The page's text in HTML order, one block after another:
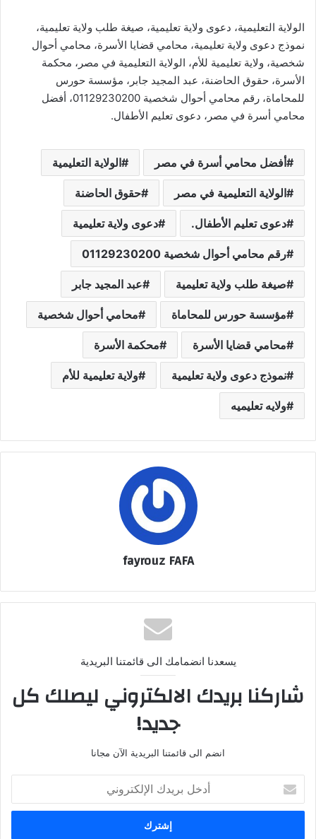
الولاية التعليمية، دعوى ولاية تعليمية، صيغة طلب ولاية تعليمية،
نموذج دعوى ولاية تعليمية، محامي قضايا الأسرة، محامي أحوال
شخصية، ولاية تعليمية للأم، الولاية التعليمية في مصر، محكمة
الأسرة، حقوق الحاضنة، عبد المجيد جابر، مؤسسة حورس
للمحاماة، رقم محامي أحوال شخصية 01129230200، أفضل
محامي أسرة في مصر، دعوى تعليم الأطفال.
أفضل محامي أسرة في مصر الولاية التعليمية
الولاية التعليمية في مصر حقوق الحاضنة
دعوى تعليم الأطفال. دعوى ولاية تعليمية
رقم محامي أحوال شخصية 01129230200
صيغة طلب ولاية تعليمية عبد المجيد جابر
مؤسسة حورس للمحاماة محامي أحوال شخصية
محامي قضايا الأسرة محكمة الأسرة
نموذج دعوى ولاية تعليمية ولاية تعليمية للأم
ولايه تعليميه
fayrouz FAFA
يسعدنا انضمامك الى قائمتنا البريدية
شاركنا بريدك الالكتروني ليصلك كل
جديد!
انضم الى قائمتنا البريدية الآن مجانا
خ